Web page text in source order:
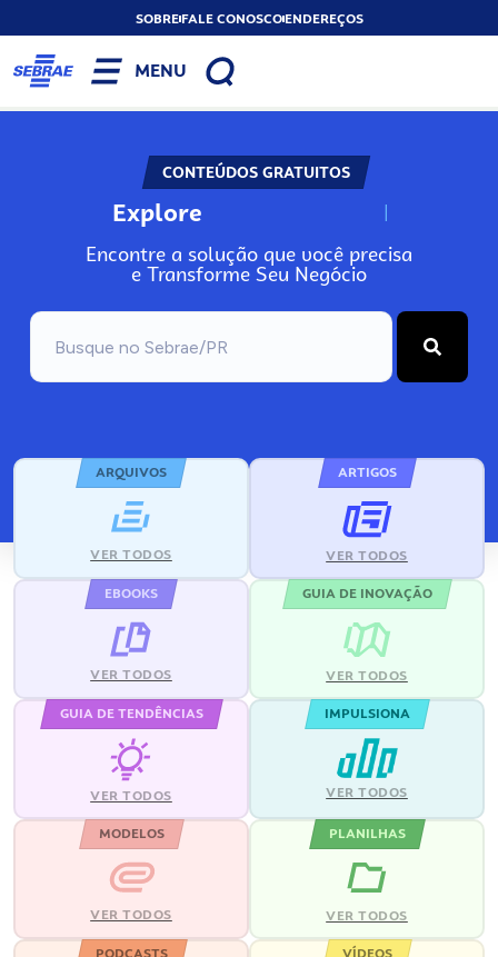
SOBREFALE CONOSCOENDEREÇOS
MENU
CONTEÚDOS GRATUITOS
Explore N
Encontre a solução que você precisa
e Transforme Seu Negócio
ARQUIVOS
VER TODOS
ARTIGOS
VER TODOS
EBOOKS
VER TODOS
GUIA DE INOVAÇÃO
VER TODOS
GUIA DE TENDÊNCIAS
VER TODOS
IMPULSIONA
VER TODOS
MODELOS
VER TODOS
PLANILHAS
VER TODOS
PODCASTS VÍDEOS